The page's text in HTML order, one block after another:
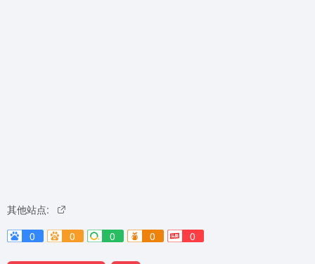
其他站点:
0
0 0 0 0